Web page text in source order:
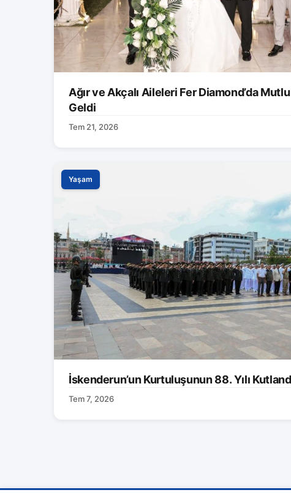
Ağır ve Akçalı Aileleri Fer Diamond’da
Geldi
Tem 21, 2026
Yaşam
İskenderun’un Kurtuluşunun 88. Yılı
Tem 7, 2026